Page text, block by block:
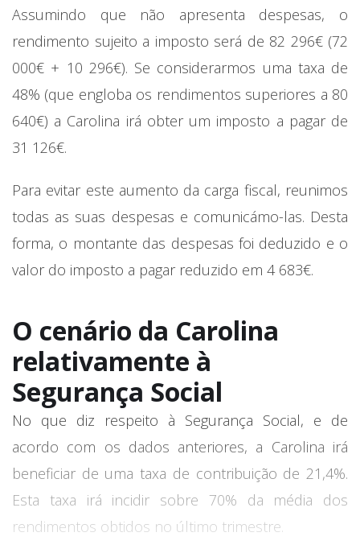
Assumindo que não apresenta despesas, o
rendimento sujeito a imposto será de 82 296€ (72
000€ + 10 296€). Se considerarmos uma taxa de
48% (que engloba os rendimentos superiores a 80
640€) a Carolina irá obter um imposto a pagar de
31 126€.
Para evitar este aumento da carga fiscal, reunimos
todas as suas despesas e comunicámo-las. Desta
forma, o montante das despesas foi deduzido e o
valor do imposto a pagar reduzido em 4 683€.
O cenário da Carolina
relativamente à
Segurança Social
No que diz respeito à Segurança Social, e de
acordo com os dados anteriores, a Carolina irá
beneficiar de uma taxa de contribuição de 21,4%.
Esta taxa irá incidir sobre 70% da média dos
rendimentos obtidos no último trimestre.